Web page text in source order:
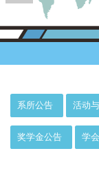
系所公告 活动
奖学金公告 学